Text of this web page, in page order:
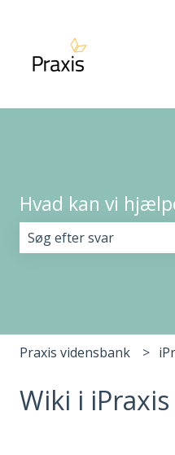
Hvad kan vi
Praxis vidensbank
Wiki i